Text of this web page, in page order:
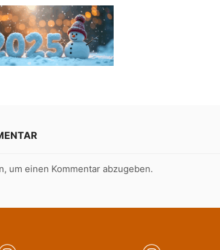
um einen Kommentar abzugeben.